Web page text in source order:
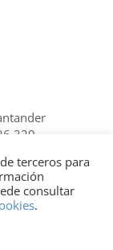
329
de
terceros para
consultar
.